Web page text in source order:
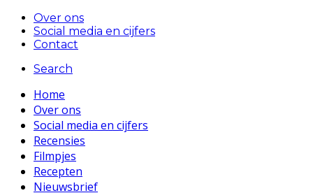
Over ons
Social media en cijfers
Contact
Search
Home
Over ons
Social media en cijfers
Recensies
Filmpjes
Recepten
Nieuwsbrief